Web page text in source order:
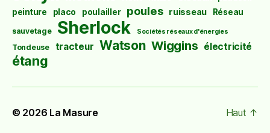
peinture placo poulailler poules ruisseau Réseau
sauvetage Sherlock Sociétés réseaux d'énergies
Tondeuse tracteur Watson Wiggins électricité
étang
© 2026 La Masure Haut ↑